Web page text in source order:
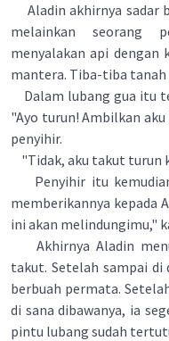
Aladin akhirnya sadar
melainkan seorang
menyalakan api dengan
mantera. Tiba-tiba tanah
Dalam lubang gua itu
"Ayo turun! Ambilkan
penyihir.
"Tidak, aku takut turun
Penyihir itu
memberikannya kepada
ini akan melindungimu,"
Akhirnya Aladin
takut. Setelah sampai di
berbuah permata.
di sana dibawanya, ia
pintu lubang sudah